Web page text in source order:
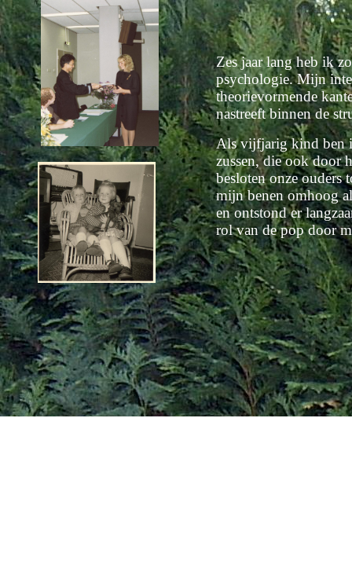
Zes jaar lang heb ik
psychologie. Mijn
theorievormende
nastreeft binnen de
Als vijfjarig kind ben
zussen, die ook door
besloten onze ouders
mijn benen omhoog
en ontstond er
rol van de pop door